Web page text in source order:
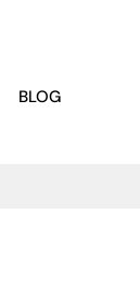
BLOG